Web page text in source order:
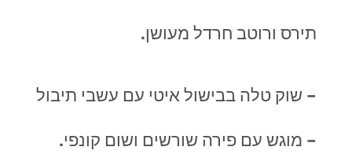
תירס ורוטב חרדל מעושן.
– שוק טלה בבישול איטי עם עשבי תיבול
– מוגש עם פירה שורשים ושום קונפי.